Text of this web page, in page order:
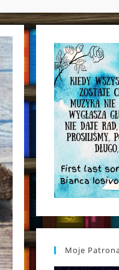
Moje